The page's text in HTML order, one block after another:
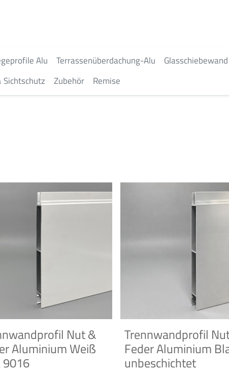
Alu Terrassenüberdachung-Alu Glasschiebewand
Zubehör Remise
Nut &
Aluminium Weiß
9016
Trennwandprofil
Feder Aluminium
unbeschichtet